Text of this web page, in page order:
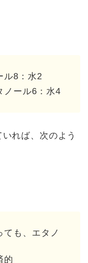
8：水2
ール6：水4
れば、次のよう
ても、エタノ
的